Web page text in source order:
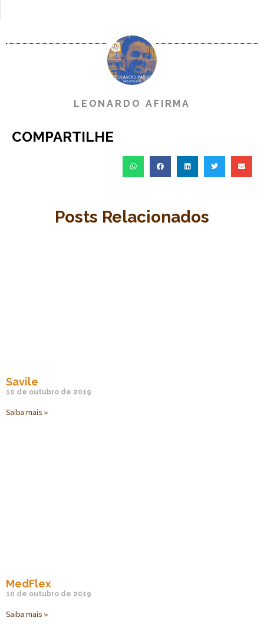
LEONARDO AFIRMA
COMPARTILHE
Posts Relacionados
Savile
10 de outubro de 2019
Saiba mais »
MedFlex
10 de outubro de 2019
Saiba mais »